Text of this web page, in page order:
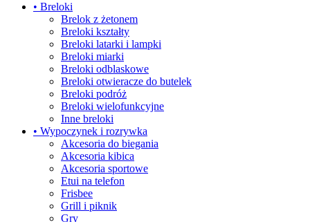
• Breloki
Brelok z żetonem
Breloki kształty
Breloki latarki i lampki
Breloki miarki
Breloki odblaskowe
Breloki otwieracze do butelek
Breloki podróż
Breloki wielofunkcyjne
Inne breloki
• Wypoczynek i rozrywka
Akcesoria do biegania
Akcesoria kibica
Akcesoria sportowe
Etui na telefon
Frisbee
Grill i piknik
Gry